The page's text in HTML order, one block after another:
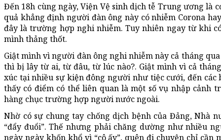
Đến 18h cùng ngày, Viện Vệ sinh dịch tễ Trung ương là
quả khẳng định người đàn ông này có nhiễm Corona
đây là trường hợp nghi nhiễm. Tuy nhiên ngay từ khi
mình thảng thốt.
Giật mình vì người đàn ông nghi nhiễm này cả tháng
thì bị lây từ ai, từ đâu, từ lúc nào?. Giật mình vì cả
xúc tại nhiều sự kiện đông người như tiệc cưới, đến
thấy có điểm có thể liên quan là một số vụ nhập cảnh
hàng chục trường hợp người nước ngoài.
Nhờ có sự chung tay chống dịch bệnh của Đảng, Nhà
“đẩy đuổi”. Thế nhưng phải chăng dường như nhiều
ngày ngày khốn khổ vì “cô ấy”, quên đi chuyện chỉ cần